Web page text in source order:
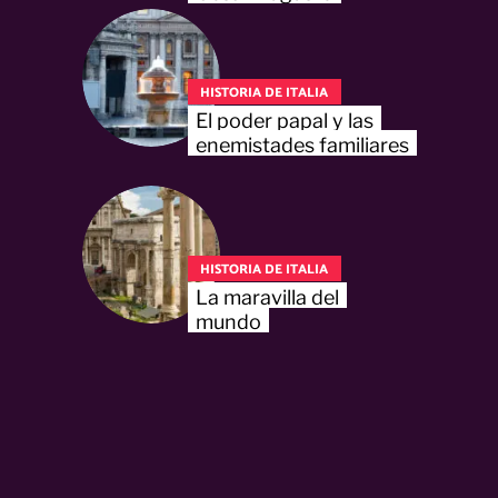
HISTORIA DE ITALIA
El poder papal y las
enemistades familiares
HISTORIA DE ITALIA
La maravilla del
mundo